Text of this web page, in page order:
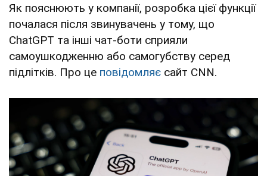
Як пояснюють у компанії, розробка цієї функції
почалася після звинувачень у тому, що
ChatGPT та інші чат-боти сприяли
самоушкодженню або самогубству серед
підлітків. Про це повідомляє сайт CNN.